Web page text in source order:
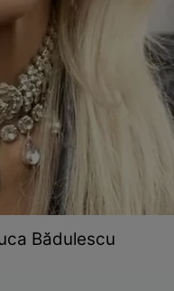
Bădulescu